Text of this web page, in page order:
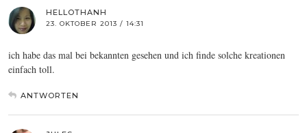
HELLOTHANH
23. OKTOBER 2013 / 14:31
ich habe das mal bei bekannten gesehen und ich finde solche kreationen
einfach toll.
ANTWORTEN